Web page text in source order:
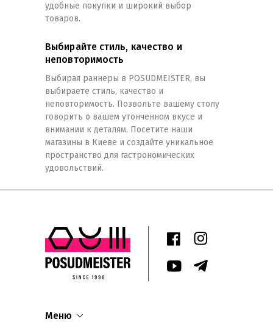
удобные покупки и широкий выбор
товаров.
Выбирайте стиль, качество и
неповторимость
Выбирая раннеры в POSUDMEISTER, вы
выбираете стиль, качество и
неповторимость. Позвольте вашему столу
говорить о вашем утонченном вкусе и
внимании к деталям. Посетите наши
магазины в Киеве и создайте уникальное
пространство для гастрономических
удовольствий.
Меню